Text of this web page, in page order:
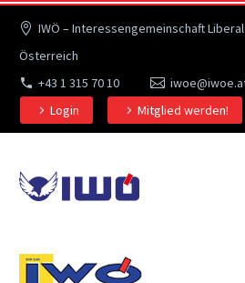
IWÖ – Interessengemeinschaft
Österreich
+43 1 315 70 10
Login
Mitglied werden!